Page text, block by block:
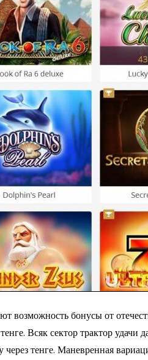
возможность бонусы от
Всяк сектор трактор
тенге. Маневренная